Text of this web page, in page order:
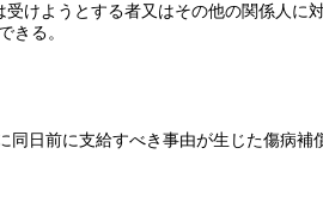
けようとする者又はその他の関係人に
きる。
日前に支給すべき事由が生じた傷病補